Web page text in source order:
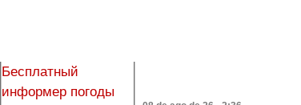
Бесплатный
информер погоды